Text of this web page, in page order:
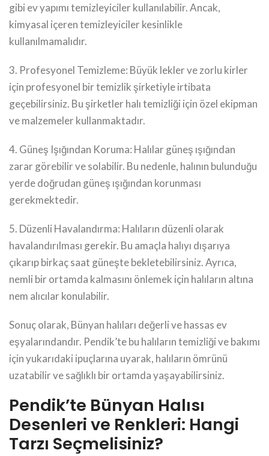
gibi ev yapımı temizleyiciler kullanılabilir. Ancak,
kimyasal içeren temizleyiciler kesinlikle
kullanılmamalıdır.
3. Profesyonel Temizleme: Büyük lekler ve zorlu kirler
için profesyonel bir temizlik şirketiyle irtibata
geçebilirsiniz. Bu şirketler halı temizliği için özel ekipman
ve malzemeler kullanmaktadır.
4. Güneş Işığından Koruma: Halılar güneş ışığından
zarar görebilir ve solabilir. Bu nedenle, halının bulunduğu
yerde doğrudan güneş ışığından korunması
gerekmektedir.
5. Düzenli Havalandırma: Halıların düzenli olarak
havalandırılması gerekir. Bu amaçla halıyı dışarıya
çıkarıp birkaç saat güneşte bekletebilirsiniz. Ayrıca,
nemli bir ortamda kalmasını önlemek için halıların altına
nem alıcılar konulabilir.
Sonuç olarak, Bünyan halıları değerli ve hassas ev
eşyalarındandır. Pendik’te bu halıların temizliği ve bakımı
için yukarıdaki ipuçlarına uyarak, halıların ömrünü
uzatabilir ve sağlıklı bir ortamda yaşayabilirsiniz.
Pendik’te Bünyan Halısı
Desenleri ve Renkleri: Hangi
Tarzı Seçmelisiniz?